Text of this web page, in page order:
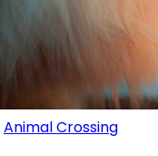
Animal Crossing